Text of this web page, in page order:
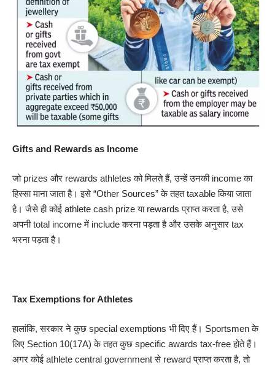
Gifts and Rewards as Income
जो prizes और rewards athletes को मिलते हैं, उन्हें उनकी income का
हिस्सा माना जाता है। इसे “Other Sources” के तहत taxable किया जाता
है। जैसे ही कोई athlete cash prize या rewards प्राप्त करता है, उसे
अपनी total income में include करना पड़ता है और उसके अनुसार tax
भरना पड़ता है।
Tax Exemptions for Athletes
हालांकि, सरकार ने कुछ special exemptions भी दिए हैं। Sportsmen के
लिए Section 10(17A) के तहत कुछ specific awards tax-free होते हैं।
अगर कोई athlete central government से reward प्राप्त करता है, तो